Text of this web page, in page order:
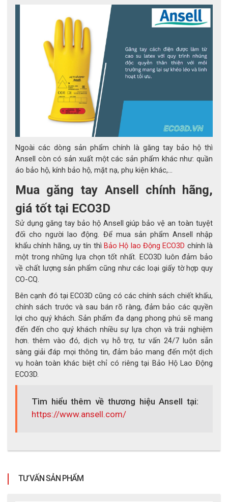
Ngoài các dòng sản phẩm chính là găng tay bảo hộ thì
Ansell còn có sản xuất một các sản phẩm khác như: quần
áo bảo hộ, kính bảo hộ, mặt nạ, phụ kiện khác,...
Mua găng tay Ansell chính hãng,
giá tốt tại ECO3D
Sử dụng găng tay bảo hộ Ansell giúp bảo vệ an toàn tuyệt
đối cho người lao động. Để mua sản phẩm Ansell nhập
khẩu chính hãng, uy tín thì Bảo Hộ lao Động ECO3D chính là
một trong những lựa chọn tốt nhất. ECO3D luôn đảm bảo
về chất lượng sản phẩm cũng như các loại giấy tờ hợp quy
CO-CQ.
Bên cạnh đó tại ECO3D cũng có các chính sách chiết khấu,
chính sách trước và sau bán rõ ràng, đảm bảo các quyền
lợi cho quý khách. Sản phẩm đa dạng phong phú sẽ mang
đến đến cho quý khách nhiều sự lựa chọn và trải nghiệm
hơn. thêm vào đó, dịch vụ hỗ trợ, tư vấn 24/7 luôn sẵn
sàng giải đáp mọi thông tin, đảm bảo mang đến một dịch
vụ hoàn toàn khác biệt chỉ có riêng tại Bảo Hộ Lao Động
ECO3D.
Tìm hiểu thêm về thương hiệu Ansell tại:
https://www.ansell.com/
TƯ VẤN SẢN PHẨM